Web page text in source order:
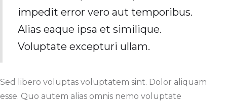
impedit error vero aut temporibus.
Alias eaque ipsa et similique.
Voluptate excepturi ullam.
Sed libero voluptas voluptatem sint. Dolor aliquam
esse. Quo autem alias omnis nemo voluptate